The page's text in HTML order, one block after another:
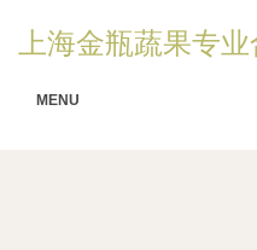
上海金瓶蔬果专
MENU